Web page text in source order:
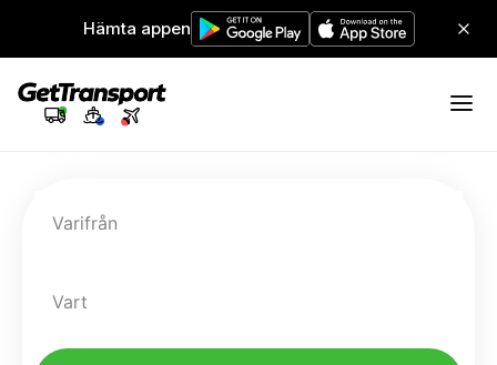
Hämta appen
Varifrån
Vart